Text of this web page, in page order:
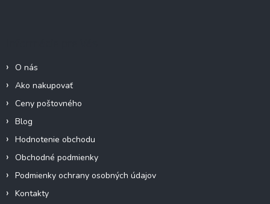
O nás
Ako nakupovať
Ceny poštovného
Blog
Hodnotenie obchodu
Obchodné podmienky
Podmienky ochrany osobných údajov
Kontakty